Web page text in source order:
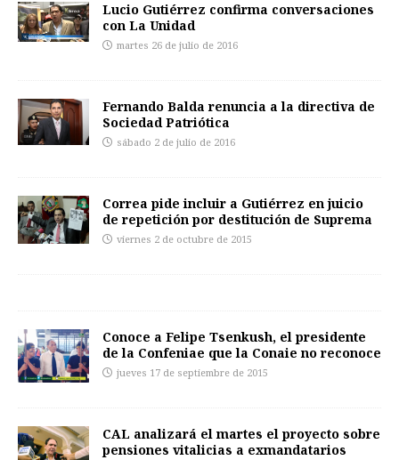
Lucio Gutiérrez confirma conversaciones
con La Unidad
martes 26 de julio de 2016
Fernando Balda renuncia a la directiva de
Sociedad Patriótica
sábado 2 de julio de 2016
Correa pide incluir a Gutiérrez en juicio
de repetición por destitución de Suprema
viernes 2 de octubre de 2015
Conoce a Felipe Tsenkush, el presidente
de la Confeniae que la Conaie no reconoce
jueves 17 de septiembre de 2015
CAL analizará el martes el proyecto sobre
pensiones vitalicias a exmandatarios